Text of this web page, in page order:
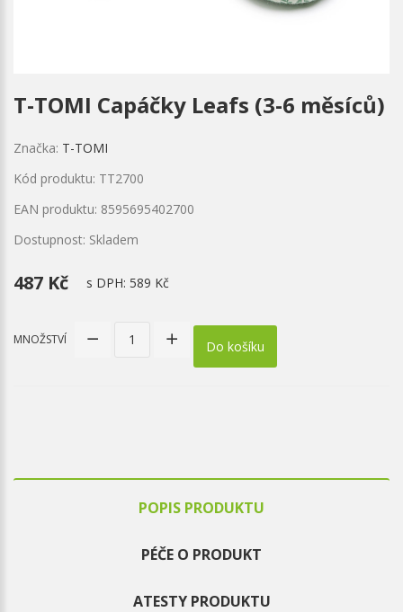
T-TOMI Capáčky Leafs (3-6 měsíců)
Značka: T-TOMI
Kód produktu: TT2700
EAN produktu: 8595695402700
Dostupnost: Skladem
487 Kč s DPH: 589 Kč
MNOŽSTVÍ Do košíku
POPIS PRODUKTU
PÉČE O PRODUKT
ATESTY PRODUKTU